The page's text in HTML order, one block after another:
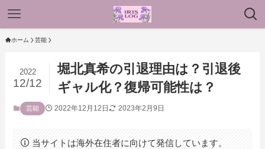
ホーム 芸能
堀北真希の引退理由は？引退後
ギャル化？復帰可能性は？
2022
12/12
芸能 2022年12月12日 2023年2月9日
当サイトは海外在住者に向けて発信しています。